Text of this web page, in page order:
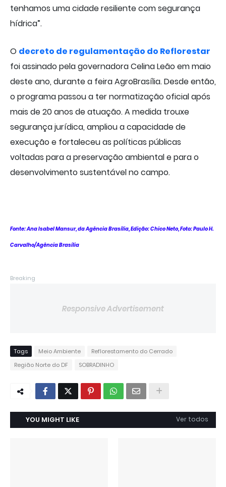
tenhamos uma cidade resiliente com segurança
hídrica”.
O decreto de regulamentação do Reflorestar
foi assinado pela governadora Celina Leão em maio
deste ano, durante a feira AgroBrasília. Desde então,
o programa passou a ter normatização oficial após
mais de 20 anos de atuação. A medida trouxe
segurança jurídica, ampliou a capacidade de
execução e fortaleceu as políticas públicas
voltadas para a preservação ambiental e para o
desenvolvimento sustentável no campo.
Fonte: Ana Isabel Mansur, da Agência Brasília, Edição: Chico Neto,Foto: Paulo H.
Carvalho/Agência Brasília
Breaking
Responsive Advertisement
Tags Meio Ambiente
Reflorestamento do Cerrado
Região Norte do DF
SOBRADINHO
YOU MIGHT LIKE Ver todos